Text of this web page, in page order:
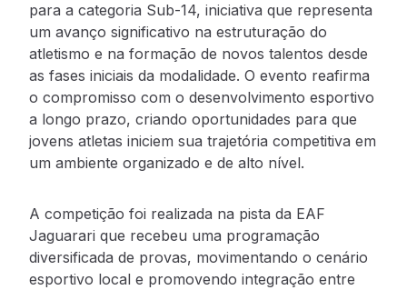
para a categoria Sub-14, iniciativa que representa
um avanço significativo na estruturação do
atletismo e na formação de novos talentos desde
as fases iniciais da modalidade. O evento reafirma
o compromisso com o desenvolvimento esportivo
a longo prazo, criando oportunidades para que
jovens atletas iniciem sua trajetória competitiva em
um ambiente organizado e de alto nível.
A competição foi realizada na pista da EAF
Jaguarari que recebeu uma programação
diversificada de provas, movimentando o cenário
esportivo local e promovendo integração entre